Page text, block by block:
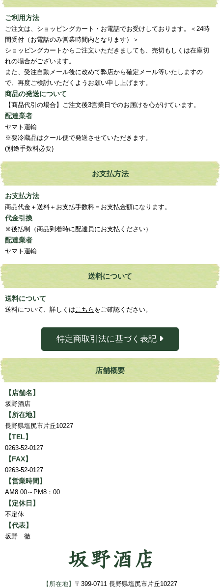
ご利用方法
ご注文は、ショッピングカート・お電話でお受けしております。＜24時
間受付（お電話のみ営業時間内となります）＞
ショッピングカートからご注文いただきましても、売切もしくは在庫切
れの場合がございます。
また、受注自動メール後に改めて弊店から確定メール等いたしますの
で、再度ご検討いただくようお願い申し上げます。
商品の発送について
【商品代引の場合】ご注文後3営業日でのお届けを心がけています。
配達業者
ヤマト運輸
※要冷蔵品はクール便で発送させていただきます。
(別途手数料必要)
お支払方法
お支払方法
商品代金＋送料＋お支払手数料＝お支払金額になります。
代金引換
※後払制（商品到着時に配達員にお支払ください）
配達業者
ヤマト運輸
送料について
送料について
送料について、詳しくは こちら をご確認ください。
特定商取引法に基づく表記
店舗概要
【店舗名】
坂野酒店
【所在地】
長野県塩尻市片丘10227
【TEL】
0263-52-0127
【FAX】
0263-52-0127
【営業時間】
AM8:00～PM8：00
【定休日】
不定休
【代表】
坂野 徹
【所在地】 〒399-0711 長野県塩尻市片丘10227